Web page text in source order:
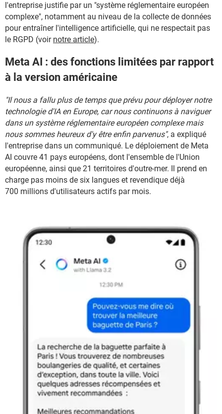
l'entreprise justifie par un "système réglementaire européen
complexe", notamment au niveau de la collecte de données
pour entraîner l'intelligence artificielle, qui ne respectait pas
le RGPD (voir notre article).
Meta AI : des fonctions limitées par rapport
à la version américaine
"Il nous a fallu plus de temps que prévu pour déployer notre
technologie d'IA en Europe, car nous continuons à naviguer
dans un système réglementaire européen complexe mais
nous sommes heureux d'y être enfin parvenus", a expliqué
l'entreprise dans un communiqué. Le déploiement de Meta
AI couvre 41 pays européens, dont l'ensemble de l'Union
européenne, ainsi que 21 territoires d'outre-mer. Il prend en
charge pas moins de six langues et revendique déjà
700 millions d'utilisateurs actifs par mois.